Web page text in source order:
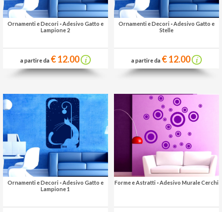
Ornamenti e Decori -Adesivo Gatto e
Lampione 2
a partire da € 12.00
Ornamenti e Decori -Adesivo Gatto e
Stelle
a partire da € 12.00
Ornamenti e Decori -Adesivo Gatto e
Lampione 1
Forme e Astratti -Adesivo Murale Cerchi